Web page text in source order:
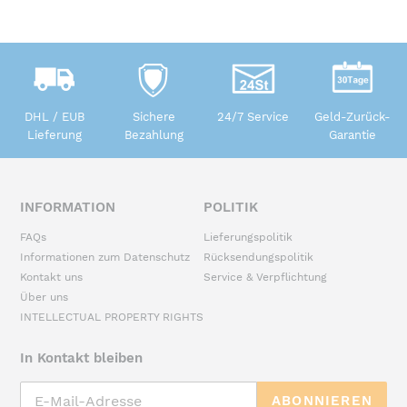
DHL / EUB
Lieferung
Sichere
Bezahlung
24/7 Service
Geld-Zurück-
Garantie
INFORMATION
FAQs
Informationen zum Datenschutz
Kontakt uns
Über uns
INTELLECTUAL PROPERTY RIGHTS
POLITIK
Lieferungspolitik
Rücksendungspolitik
Service & Verpflichtung
In Kontakt bleiben
ABONNIEREN